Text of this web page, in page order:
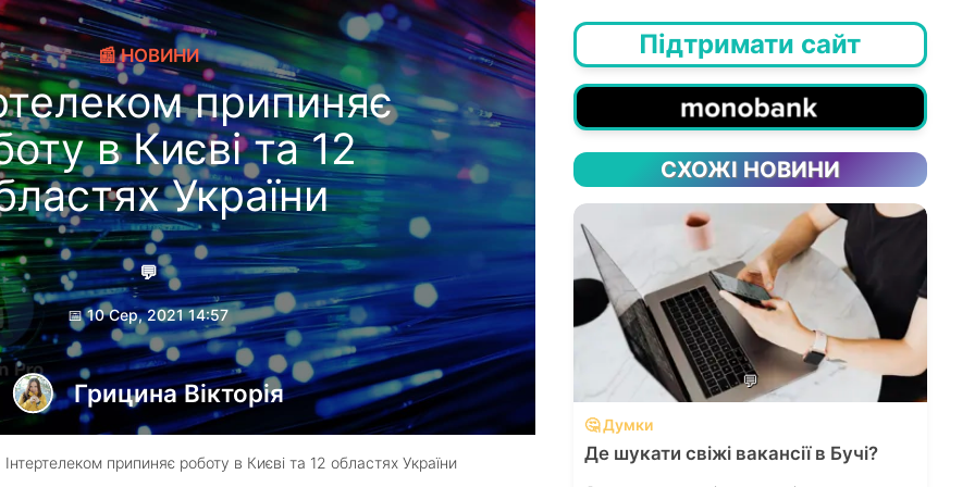
📰 НОВИНИ
припиняє
в Києві та 12
України
💬
📅 10 Сер, 2021 14:57
Грицина Вікторія
припиняє роботу в Києві та 12 областях України
Підтримати сайт
СХОЖІ НОВИНИ
💬
🤔 Думки
Де шукати свіжі вакансії в Бучі?